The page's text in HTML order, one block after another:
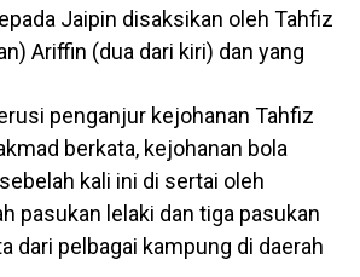
Jaipin disaksikan oleh Tahfiz
Ariffin (dua dari kiri) dan yang
penganjur kejohanan Tahfiz
berkata, kejohanan bola
kali ini di sertai oleh
pasukan lelaki dan tiga pasukan
dari pelbagai kampung di daerah